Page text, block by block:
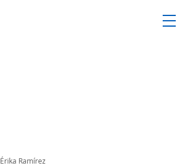
Érika Ramírez